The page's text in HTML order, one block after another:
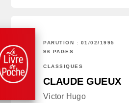
PARUTION : 01/02/1995
96 PAGES
CLASSIQUES
CLAUDE GUEUX
Victor Hugo